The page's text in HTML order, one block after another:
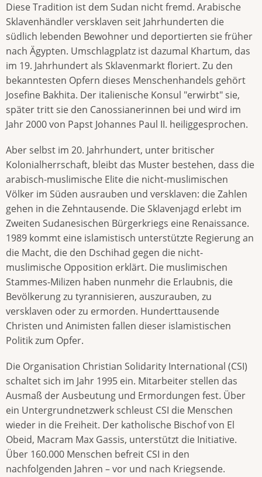
Diese Tradition ist dem Sudan nicht fremd. Arabische
Sklavenhändler versklaven seit Jahrhunderten die
südlich lebenden Bewohner und deportierten sie früher
nach Ägypten. Umschlagplatz ist dazumal Khartum, das
im 19. Jahrhundert als Sklavenmarkt floriert. Zu den
bekanntesten Opfern dieses Menschenhandels gehört
Josefine Bakhita. Der italienische Konsul "erwirbt" sie,
später tritt sie den Canossianerinnen bei und wird im
Jahr 2000 von Papst Johannes Paul II. heiliggesprochen.
Aber selbst im 20. Jahrhundert, unter britischer
Kolonialherrschaft, bleibt das Muster bestehen, dass die
arabisch-muslimische Elite die nicht-muslimischen
Völker im Süden ausrauben und versklaven: die Zahlen
gehen in die Zehntausende. Die Sklavenjagd erlebt im
Zweiten Sudanesischen Bürgerkriegs eine Renaissance.
1989 kommt eine islamistisch unterstützte Regierung an
die Macht, die den Dschihad gegen die nicht-
muslimische Opposition erklärt. Die muslimischen
Stammes-Milizen haben nunmehr die Erlaubnis, die
Bevölkerung zu tyrannisieren, auszurauben, zu
versklaven oder zu ermorden. Hunderttausende
Christen und Animisten fallen dieser islamistischen
Politik zum Opfer.
Die Organisation Christian Solidarity International (CSI)
schaltet sich im Jahr 1995 ein. Mitarbeiter stellen das
Ausmaß der Ausbeutung und Ermordungen fest. Über
ein Untergrundnetzwerk schleust CSI die Menschen
wieder in die Freiheit. Der katholische Bischof von El
Obeid, Macram Max Gassis, unterstützt die Initiative.
Über 160.000 Menschen befreit CSI in den
nachfolgenden Jahren – vor und nach Kriegsende.